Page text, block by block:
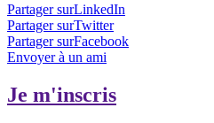
Partager surLinkedIn
Partager surTwitter
Partager surFacebook
Envoyer à un ami
Je m'inscris